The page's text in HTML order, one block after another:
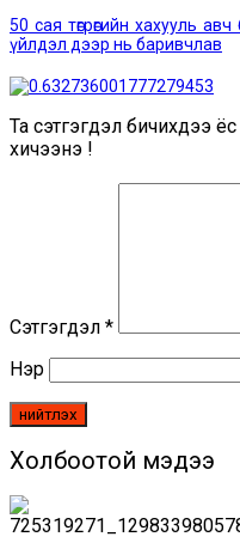
50 сая төгрөгийн хахууль
үйлдэл дээр нь баривчлав
Та сэтгэгдэл бичихдээ ёс
хичээнэ үү!
Сэтгэгдэл *
Нэр
Холбоотой мэдээ